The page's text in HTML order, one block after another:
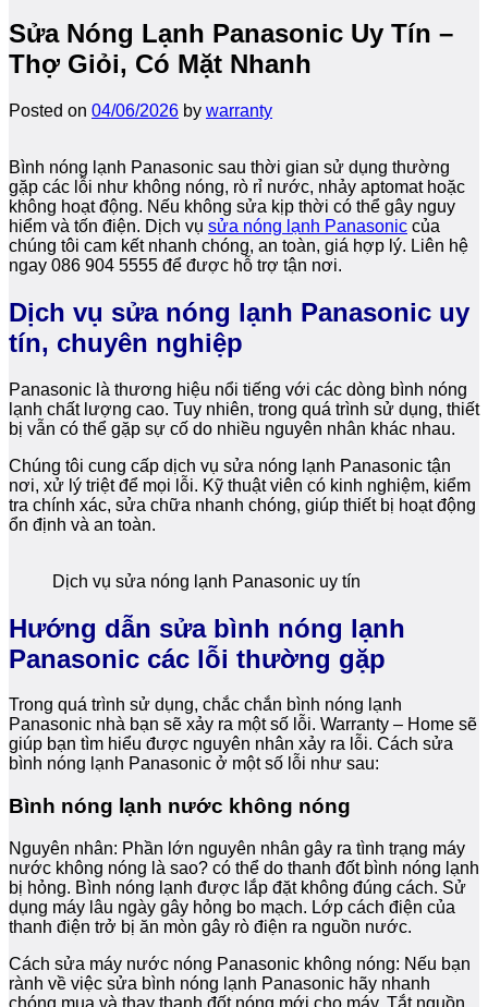
Sửa Nóng Lạnh Panasonic Uy Tín –
Thợ Giỏi, Có Mặt Nhanh
Posted on 04/06/2026 by warranty
Bình nóng lạnh Panasonic sau thời gian sử dụng thường
gặp các lỗi như không nóng, rò rỉ nước, nhảy aptomat hoặc
không hoạt động. Nếu không sửa kịp thời có thể gây nguy
hiểm và tốn điện. Dịch vụ sửa nóng lạnh Panasonic của
chúng tôi cam kết nhanh chóng, an toàn, giá hợp lý. Liên hệ
ngay 086 904 5555 để được hỗ trợ tận nơi.
Dịch vụ sửa nóng lạnh Panasonic uy
tín, chuyên nghiệp
Panasonic là thương hiệu nổi tiếng với các dòng bình nóng
lạnh chất lượng cao. Tuy nhiên, trong quá trình sử dụng, thiết
bị vẫn có thể gặp sự cố do nhiều nguyên nhân khác nhau.
Chúng tôi cung cấp dịch vụ sửa nóng lạnh Panasonic tận
nơi, xử lý triệt để mọi lỗi. Kỹ thuật viên có kinh nghiệm, kiểm
tra chính xác, sửa chữa nhanh chóng, giúp thiết bị hoạt động
ổn định và an toàn.
Dịch vụ sửa nóng lạnh Panasonic uy tín
Hướng dẫn sửa bình nóng lạnh
Panasonic các lỗi thường gặp
Trong quá trình sử dụng, chắc chắn bình nóng lạnh
Panasonic nhà bạn sẽ xảy ra một số lỗi. Warranty – Home sẽ
giúp bạn tìm hiểu được nguyên nhân xảy ra lỗi. Cách sửa
bình nóng lạnh Panasonic ở một số lỗi như sau:
Bình nóng lạnh nước không nóng
Nguyên nhân: Phần lớn nguyên nhân gây ra tình trạng máy
nước không nóng là sao? có thể do thanh đốt bình nóng lạnh
bị hỏng. Bình nóng lạnh được lắp đặt không đúng cách. Sử
dụng máy lâu ngày gây hỏng bo mạch. Lớp cách điện của
thanh điện trở bị ăn mòn gây rò điện ra nguồn nước.
Cách sửa máy nước nóng Panasonic không nóng: Nếu bạn
rành về việc sửa bình nóng lạnh Panasonic hãy nhanh
chóng mua và thay thanh đốt nóng mới cho máy. Tắt nguồn